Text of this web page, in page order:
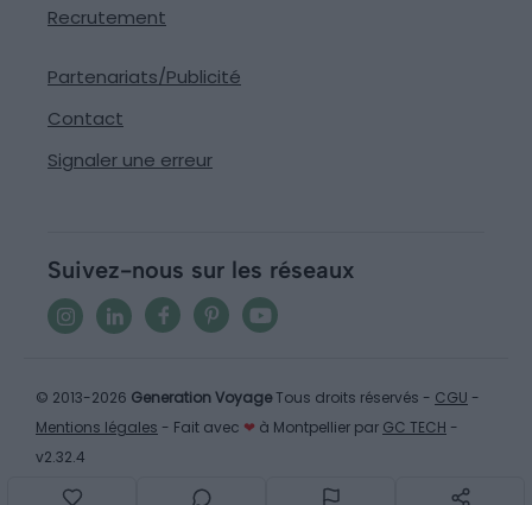
Recrutement
Partenariats/Publicité
Contact
Signaler une erreur
Suivez-nous sur les réseaux
© 2013-2026 Generation VoyageTous droits réservés - CGU -
Mentions légales - Fait avec ❤ à Montpellier par GC TECH -
v2.32.4